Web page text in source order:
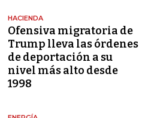
HACIENDA
Ofensiva migratoria de
Trump lleva las órdenes
de deportación a su
nivel más alto desde
1998